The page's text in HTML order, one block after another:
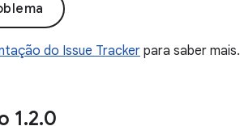
do Issue Tracker para saber mais.
1.2.0